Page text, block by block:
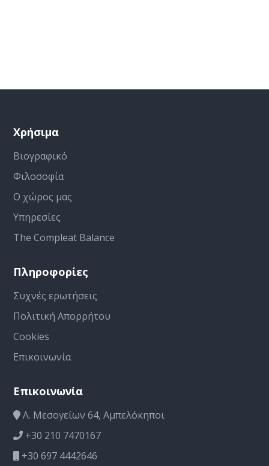
Χρήσιμα
Βιογραφικό
Φιλοσοφία
Ο χώρος μας
Υπηρεσίες
The Compleat Balance
Πληροφορίες
Συχνές ερωτήσεις
Πολιτική Απορρήτου
Cookies
Επικοινωνία
Επικοινωνία
Λ. Μεσογείων 64, Αμπελόκηποι
+30 210 7470167
+30 697 4442646